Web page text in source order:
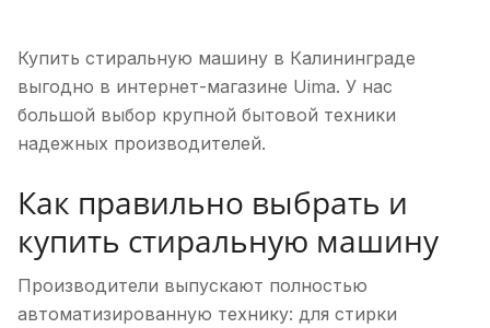
Купить стиральную машину в Калининграде
выгодно в интернет-магазине Uima. У нас
большой выбор крупной бытовой техники
надежных производителей.
Как правильно выбрать и
купить стиральную машину
Производители выпускают полностью
автоматизированную технику: для стирки